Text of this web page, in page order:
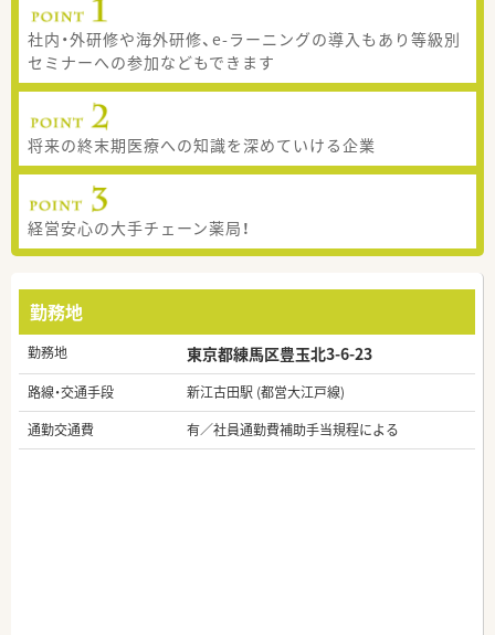
社内・外研修や海外研修、e-ラーニングの導入もあり等級別
セミナーへの参加などもできます
将来の終末期医療への知識を深めていける企業
経営安心の大手チェーン薬局！
勤務地
勤務地 東京都練馬区豊玉北3-6-23
路線・交通手段
新江古田駅 (都営大江戸線)
通勤交通費
有／社員通勤費補助手当規程による